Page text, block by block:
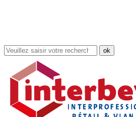
Rechercher
dans
site